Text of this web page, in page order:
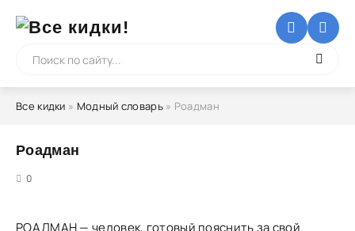
Все кидки » Модный словарь» Роадман
Роадман
0
РОАДМАН — человек, готовый пояснить за свой